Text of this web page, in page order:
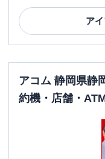
ア
アコム 静岡県静
約機・店舗・